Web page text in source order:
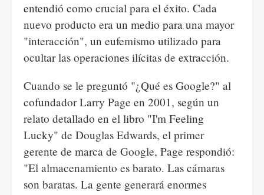
entendió como crucial para el éxito. Cada
nuevo producto era un medio para una mayor
"interacción", un eufemismo utilizado para
ocultar las operaciones ilícitas de extracción.
Cuando se le preguntó "¿Qué es Google?" al
cofundador Larry Page en 2001, según un
relato detallado en el libro "I'm Feeling
Lucky" de Douglas Edwards, el primer
gerente de marca de Google, Page respondió:
"El almacenamiento es barato. Las cámaras
son baratas. La gente generará enormes